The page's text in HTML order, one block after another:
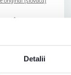
Detalii